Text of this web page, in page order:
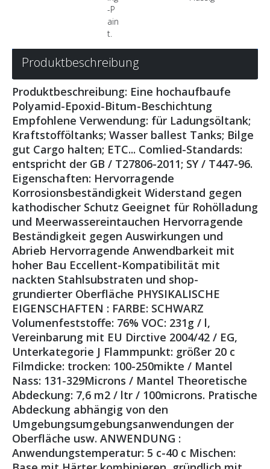
-P
ain
t.
Produktbeschreibung
Produktbeschreibung: Eine hochaufbaufe
Polyamid-Epoxid-Bitum-Beschichtung
Empfohlene Verwendung: für Ladungsöltank;
Kraftstofföltanks; Wasser ballest Tanks; Bilge
gut Cargo halten; ETC... Comlied-Standards:
entspricht der GB / T27806-2011; SY / T447-96.
Eigenschaften: Hervorragende
Korrosionsbeständigkeit Widerstand gegen
kathodischer Schutz Geeignet für Rohölladung
und Meerwassereintauchen Hervorragende
Beständigkeit gegen Auswirkungen und
Abrieb Hervorragende Anwendbarkeit mit
hoher Bau Eccellent-Kompatibilität mit
nackten Stahlsubstraten und shop-
grundierter Oberfläche PHYSIKALISCHE
EIGENSCHAFTEN : FARBE: SCHWARZ
Volumenfeststoffe: 76% VOC: 231g / l,
Vereinbarung mit EU Dirctive 2004/42 / EG,
Unterkategorie J Flammpunkt: größer 20 c
Filmdicke: trocken: 100-250mikte / Mantel
Nass: 131-329Microns / Mantel Theoretische
Abdeckung: 7,6 m2 / ltr / 100microns. Pratische
Abdeckung abhängig von den
Umgebungsumgebungsanwendungen der
Oberfläche usw. ANWENDUNG :
Anwendungstemperatur: 5 c-40 c Mischen: